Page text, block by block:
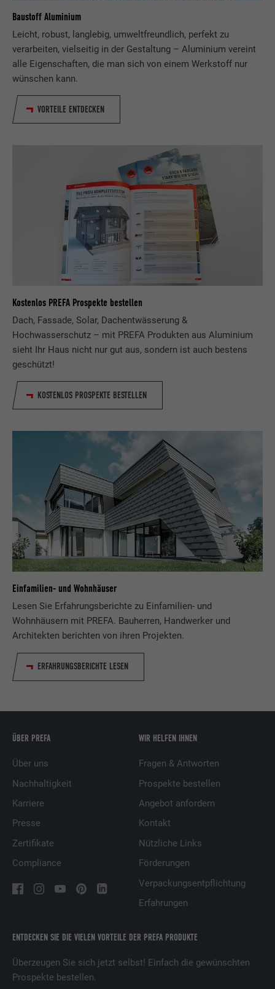
Baustoff Aluminium
Leicht, robust, langlebig, umweltfreundlich, perfekt zu
verarbeiten, vielseitig in der Gestaltung – Aluminium vereint
alle Eigenschaften, die man sich von einem Werkstoff nur
wünschen kann.
VORTEILE ENTDECKEN
Kostenlos PREFA Prospekte bestellen
Dach, Fassade, Solar, Dachentwässerung &
Hochwasserschutz – mit PREFA Produkten aus Aluminium
sieht Ihr Haus nicht nur gut aus, sondern ist auch bestens
geschützt!
KOSTENLOS PROSPEKTE BESTELLEN
Einfamilien- und Wohnhäuser
Lesen Sie Erfahrungsberichte zu Einfamilien- und
Wohnhäusern mit PREFA. Bauherren, Handwerker und
Architekten berichten von ihren Projekten.
ERFAHRUNGSBERICHTE LESEN
ENTDECKEN SIE DIE VIELEN VORTEILE DER PREFA PRODUKTE
Überzeugen Sie sich jetzt selbst! Einfach die gewünschten
Prospekte bestellen.
ÜBER PREFA
Über uns
Nachhaltigkeit
Karriere
Presse
Zertifikate
Compliance
WIR HELFEN IHNEN
Fragen & Antworten
Prospekte bestellen
Angebot anfordern
Kontakt
Nützliche Links
Förderungen
Verpackungsentpflichtung
Erfahrungen